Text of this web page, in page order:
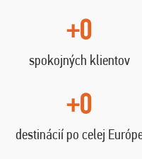
+0
spokojných klientov
+0
destinácií po celej